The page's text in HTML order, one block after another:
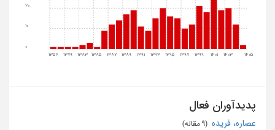
1356 1379 1383 1385 1387 1389 1391 1393 1395 1397 1399 1401 1403 1405
10
20
پدیدآوران فعال
عصاره، فریده